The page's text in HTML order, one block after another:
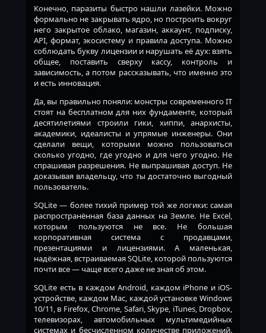
Конечно, паразиты быстро нашли лазейки. Можно
формально не закрывать ядро, но построить вокруг
него закрытое облако, магазин, аккаунт, подписку,
API, формат, экосистему и правила доступа. Можно
соблюдать букву лицензии и нарушать её дух: взять
общее, поставить сверху кассу, контроль и
зависимость, а потом рассказывать, что именно это
и есть инновация.
Да, вы правильно поняли: монстры современного IT
стоят на бесплатном для них фундаменте, который
десятилетиями строили гики, хиппи, анархисты,
академики, идеалисты и упрямые инженеры. Они
сделали вещи, которыми можно пользоваться
сколько угодно, где угодно и для чего угодно. Не
спрашивая разрешения. Не выпрашивая доступ. Не
доказывая владельцу, что ты достаточно выгодный
пользователь.
SQLite — более тихий пример той же логики: самая
распространённая база данных на Земле. Не Excel,
которым пользуются не все. Не большая
корпоративная система с продавцами,
презентациями и лицензиями. А маленькая,
надёжная, встраиваемая SQLite, которой пользуются
почти все — чаще всего даже не зная об этом.
SQLite есть в каждом Android, каждом iPhone и iOS-
устройстве, каждом Mac, каждой установке Windows
10/11, в Firefox, Chrome, Safari, Skype, iTunes, Dropbox,
телевизорах, автомобильных мультимедийных
системах и бесчисленном количестве приложений.